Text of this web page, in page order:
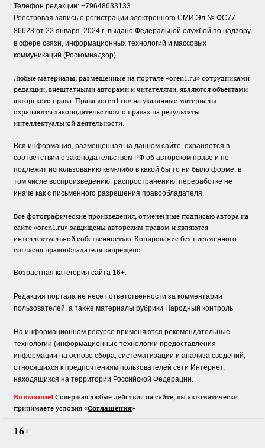
Телефон редакции: +79648633133
Реестровая запись о регистрации электронного СМИ Эл.№ ФС77-
86623 от 22 января 2024 г. выдано Федеральной службой по надзору
в сфере связи, информационных технологий и массовых
коммуникаций (Роскомнадзор).
Любые материалы, размещенные на портале «oren1.ru» сотрудниками
редакции, внештатными авторами и читателями, являются объектами
авторского права. Права «oren1.ru» на указанные материалы
охраняются законодательством о правах на результаты
интеллектуальной деятельности.
Вся информация, размещенная на данном сайте, охраняется в
соответствии с законодательством РФ об авторском праве и не
подлежит использованию кем-либо в какой бы то ни было форме, в
том числе воспроизведению, распространению, переработке не
иначе как с письменного разрешения правообладателя.
Все фотографические произведения, отмеченные подписью автора на
сайте «oren1.ru» защищены авторским правом и являются
интеллектуальной собственностью. Копирование без письменного
согласия правообладателя запрещено.
Возрастная категория сайта 16+.
Редакция портала не несет ответственности за комментарии
пользователей, а также материалы рубрики Народный контроль
На информационном ресурсе применяются рекомендательные
технологии (информационные технологии предоставления
информации на основе сбора, систематизации и анализа сведений,
относящихся к предпочтениям пользователей сети Интернет,
находящихся на территории Российской Федерации.
Внимание! Совершая любые действия на сайте, вы автоматически
принимаете условия «Cоглашения»
16+